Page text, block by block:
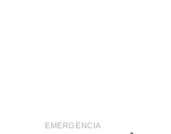
EMERGÊNCIA